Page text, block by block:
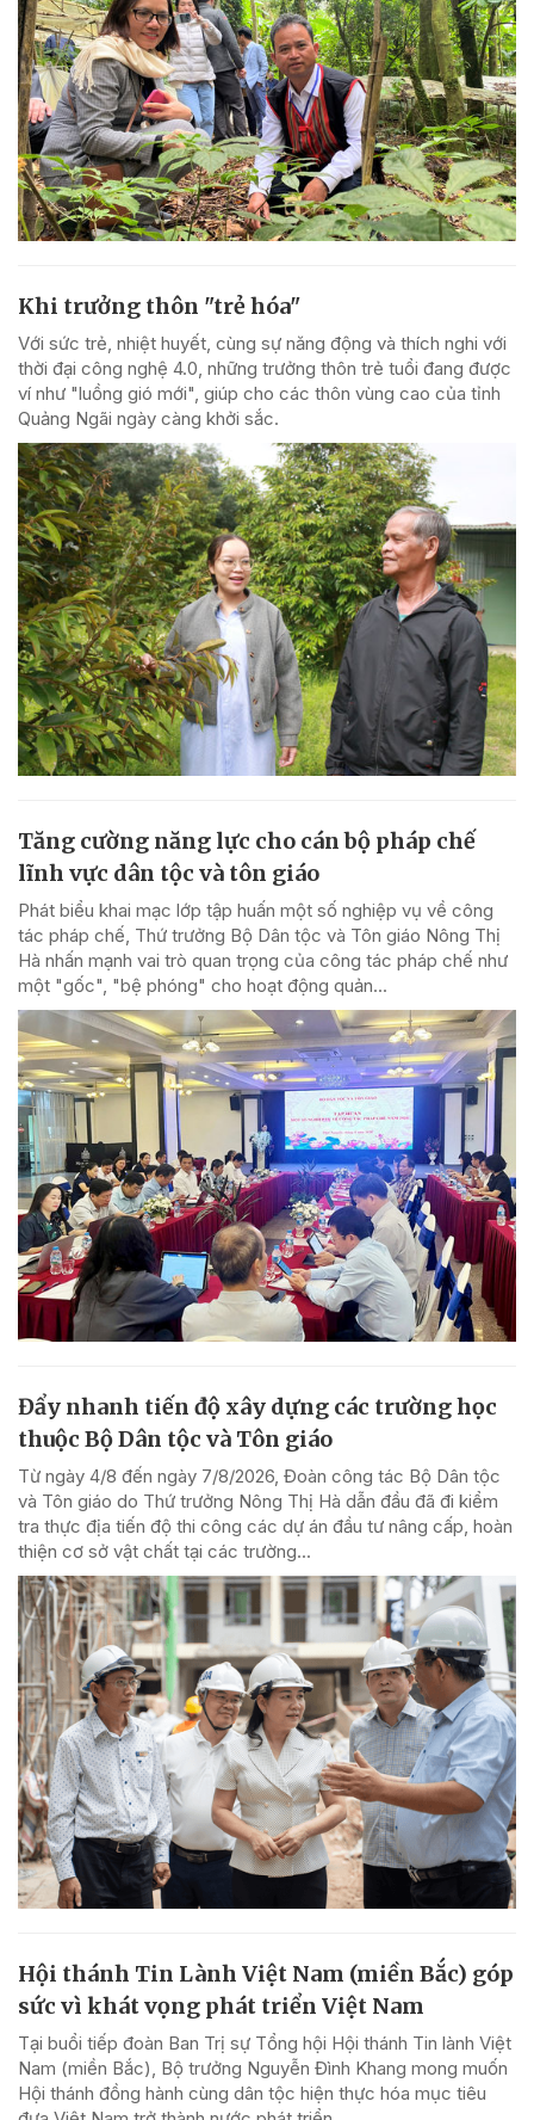
Khi trưởng thôn "trẻ hóa"
Với sức trẻ, nhiệt huyết, cùng sự năng động và thích nghi với
thời đại công nghệ 4.0, những trưởng thôn trẻ tuổi đang được
ví như "luồng gió mới", giúp cho các thôn vùng cao của tỉnh
Quảng Ngãi ngày càng khởi sắc.
Tăng cường năng lực cho cán bộ pháp chế
lĩnh vực dân tộc và tôn giáo
Phát biểu khai mạc lớp tập huấn một số nghiệp vụ về công
tác pháp chế, Thứ trưởng Bộ Dân tộc và Tôn giáo Nông Thị
Hà nhấn mạnh vai trò quan trọng của công tác pháp chế như
một "gốc", "bệ phóng" cho hoạt động quản...
Đẩy nhanh tiến độ xây dựng các trường học
thuộc Bộ Dân tộc và Tôn giáo
Từ ngày 4/8 đến ngày 7/8/2026, Đoàn công tác Bộ Dân tộc
và Tôn giáo do Thứ trưởng Nông Thị Hà dẫn đầu đã đi kiểm
tra thực địa tiến độ thi công các dự án đầu tư nâng cấp, hoàn
thiện cơ sở vật chất tại các trường...
Hội thánh Tin Lành Việt Nam (miền Bắc) góp
sức vì khát vọng phát triển Việt Nam
Tại buổi tiếp đoàn Ban Trị sự Tổng hội Hội thánh Tin lành Việt
Nam (miền Bắc), Bộ trưởng Nguyễn Đình Khang mong muốn
Hội thánh đồng hành cùng dân tộc hiện thực hóa mục tiêu